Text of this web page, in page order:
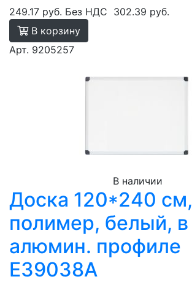
249.17 руб. Без НДС 302.39 руб.
В корзину
Арт. 9205257
В наличии
Доска 120*240 см,
полимер, белый, в
алюмин. профиле
E39038A